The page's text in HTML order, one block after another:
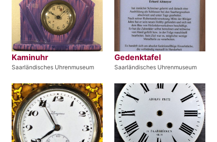
Kaminuhr
Saarländisches Uhrenmuseum
Gedenktafel
Saarländisches Uhrenmuseum